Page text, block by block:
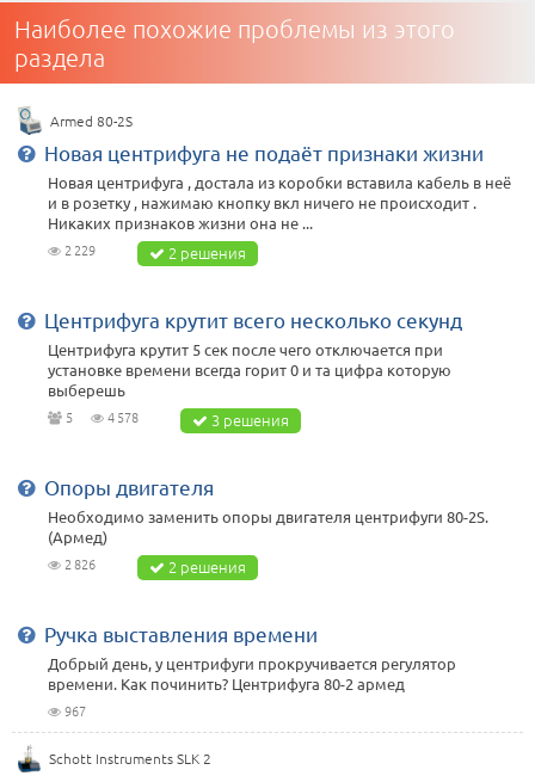
Наиболее похожие проблемы из этого
раздела
Armed 80-2S
Новая центрифуга не подаёт признаки жизни
Новая центрифуга , достала из коробки вставила кабель в неё
и в розетку , нажимаю кнопку вкл ничего не происходит .
Никаких признаков жизни она не ...
2 229 2 решения
Центрифуга крутит всего несколько секунд
Центрифуга крутит 5 сек после чего отключается при
установке времени всегда горит 0 и та цифра которую
выберешь
5 4 578 3 решения
Опоры двигателя
Необходимо заменить опоры двигателя центрифуги 80-2S.
(Армед)
2 826 2 решения
Ручка выставления времени
Добрый день, у центрифуги прокручивается регулятор
времени. Как починить? Центрифуга 80-2 армед
967
Schott Instruments SLK 2